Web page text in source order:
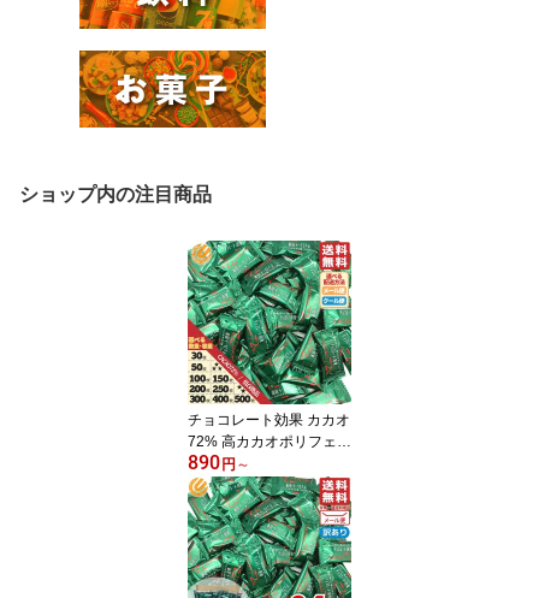
ショップ内の注目商品
チョコレート効果 カカオ
72% 高カカオポリフェノ
ール 大袋 30枚 50枚 100
枚 150枚 200枚 250枚 3
00枚 400枚 500枚 カカ
オ 70% 以上 大容量 明治
訳あり 1000円ポッキリ
メール便 クール便 コス
トコ 通販 送料無料
890 円 ～